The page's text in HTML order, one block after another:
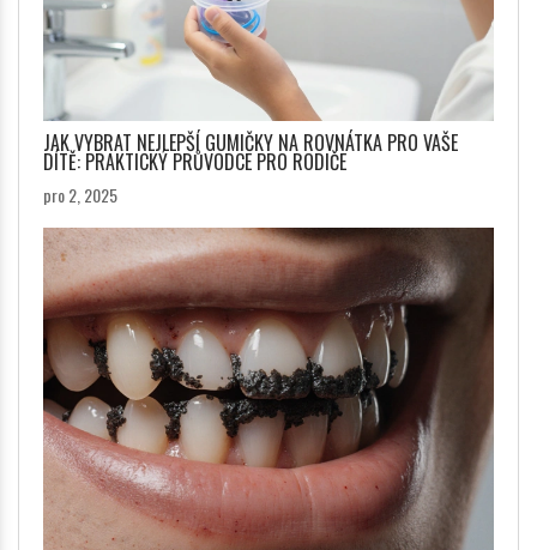
JAK VYBRAT NEJLEPŠÍ GUMIČKY NA ROVNÁTKA PRO VAŠE
DÍTĚ: PRAKTICKÝ PRŮVODCE PRO RODIČE
pro 2, 2025